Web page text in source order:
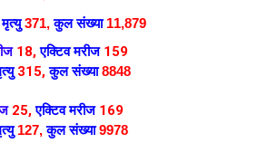
मृत्यु371, कुल संख्या11,879
18, एक्टिव मरीज 159
315, कुल संख्या8848
25,एक्टिव मरीज169
127,कुल संख्या9978